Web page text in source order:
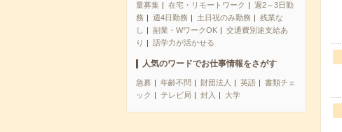
量募集
在宅・リモートワーク
週2～3日勤
務
週4日勤務 土日祝のみ勤務
残業な
し
副業・WワークOK
交通費別途支給あ
り
語学力が活かせる
人気のワードでお仕事情報をさがす
急募 年齢不問 財団法人 英語
書類チェ
ック
テレビ局 封入 大学